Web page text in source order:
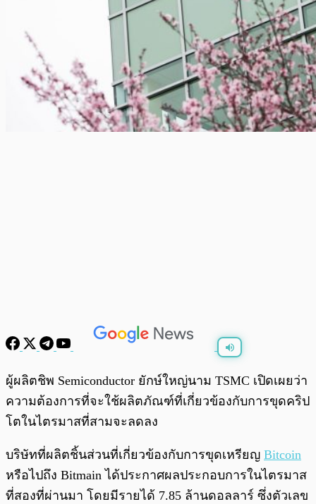
พร้อมเล่น /
ผู้ผลิตชิพ Semiconductor ยักษ์ใหญ่นาม TSMC เปิดเผยว่า
ความต้องการที่จะใช้ผลิตภัณฑ์ที่เกี่ยวข้องกับการขุดคริป
โตในไตรมาสที่สามจะลดลง
บริษัทที่ผลิตชิ้นส่วนที่เกี่ยวข้องกับการขุดเหรียญ Bitcoin
หรือไปถึง Bitmain ได้ประกาศผลประกอบการในไตรมาส
ที่สองที่ผ่านมา โดยมีรายได้ 7.85 ล้านดอลลาร์ ซึ่งตัวเลข